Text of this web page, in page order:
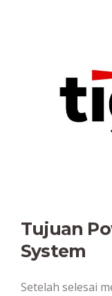
Tujuan
System
Setelah selesai